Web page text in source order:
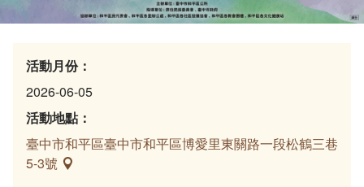
活動月份：
2026-06-05
活動地點：
臺中市和平區臺中市和平區博愛里東關路一段松鶴三巷
5-3號